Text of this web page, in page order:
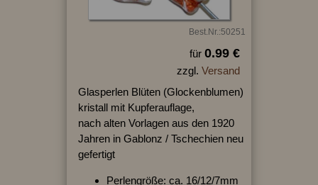
Best.Nr.:50251
für 0.99 €
zzgl. Versand
Glasperlen Blüten (Glockenblumen)
kristall mit Kupferauflage,
nach alten Vorlagen aus den 1920
Jahren in Gablonz / Tschechien neu
gefertigt
Perlengröße: ca. 16/12/7mm